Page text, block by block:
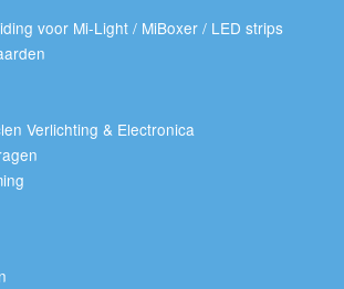
voor Mi-Light / MiBoxer / LED strips
Verlichting & Electronica